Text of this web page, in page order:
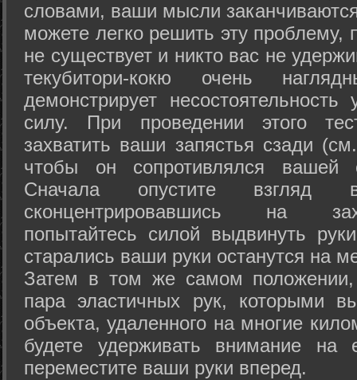
словами, ваши мысли
можете легко решить эту проблему,
не существует и никто вас не
текубитори-кокю очень
демонстрирует
силу. При проведении этого
захватить ваши запястья сзади
чтобы он сопротивлялся вашей
Сначала опустите
сконцентрировавшись на
попытайтесь силой выдвинуть
старались ваши руки останутся на
Затем в том же самом положении,
пара эластичных рук, которыми
объекта, удаленного на многие
будете удерживать внимание на
переместите ваши руки вперед.